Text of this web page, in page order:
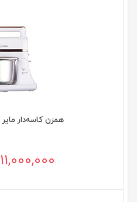
همزن کاسه‌دار مایر MAIER MR-994
11,000,000 تومان